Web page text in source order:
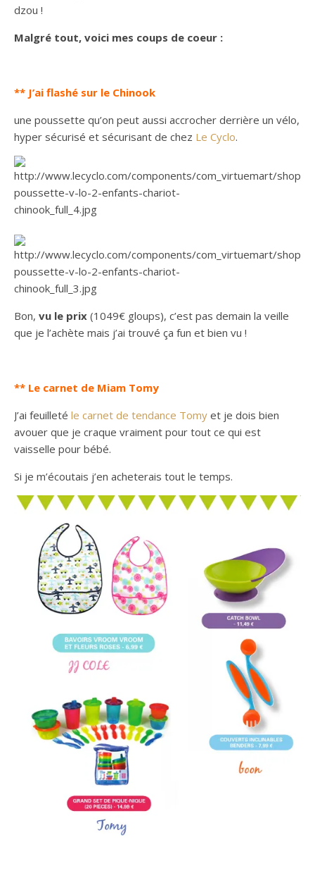
dzou !
Malgré tout, voici mes coups de coeur :
** J’ai flashé sur le Chinook
une poussette qu’on peut aussi accrocher derrière un vélo,
hyper sécurisé et sécurisant de chez Le Cyclo.
Bon, vu le prix (1049€ gloups), c’est pas demain la veille
que je l’achète mais j’ai trouvé ça fun et bien vu !
** Le carnet de Miam Tomy
J’ai feuilleté le carnet de tendance Tomy et je dois bien
avouer que je craque vraiment pour tout ce qui est
vaisselle pour bébé.
Si je m’écoutais j’en acheterais tout le temps.